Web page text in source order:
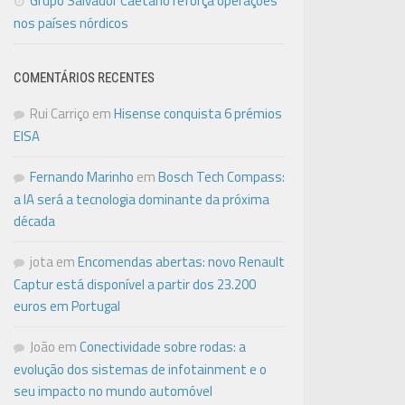
nos países nórdicos
COMENTÁRIOS RECENTES
Rui Carriço emHisense conquista 6 prémios
EISA
Fernando Marinho emBosch Tech Compass:
a IA será a tecnologia dominante da próxima
década
jotaemEncomendas abertas: novo Renault
Captur está disponível a partir dos 23.200
euros em Portugal
João emConectividade sobre rodas: a
evolução dos sistemas de infotainment e o
seu impacto no mundo automóvel